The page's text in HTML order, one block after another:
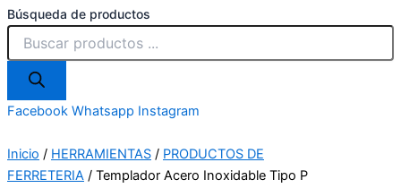
Búsqueda de productos
Facebook Whatsapp Instagram
Inicio / HERRAMIENTAS / PRODUCTOS DE
FERRETERIA / Templador Acero Inoxidable Tipo P